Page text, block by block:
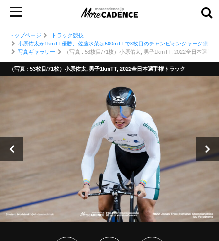
トップページ
トラック競技
小原佑太が1kmTT優勝、佐藤水菜は500mTTで3枚目のチャンピオンジャージ獲得
写真ギャラリー
（写真 : 53枚目/71枚）小原佑太, 男子1kmTT, 2022全日本選手
（写真 : 53枚目/71枚）小原佑太, 男子1kmTT, 2022全日本選手権トラック